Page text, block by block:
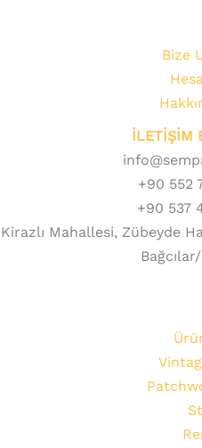
Bize
İLETİŞİM
+90 552
+90 537
Kirazlı Mahallesi, Zübeyde